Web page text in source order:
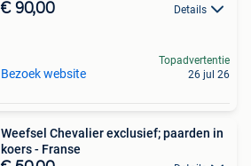
€ 90,00 Details
Bezoek website
Topadvertentie
26 jul 26
Weefsel Chevalier exclusief; paarden in
koers - Franse